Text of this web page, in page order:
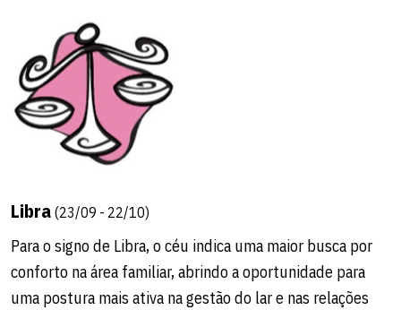
Libra (23/09 - 22/10)
Para o signo de Libra, o céu indica uma maior busca por
conforto na área familiar, abrindo a oportunidade para
uma postura mais ativa na gestão do lar e nas relações